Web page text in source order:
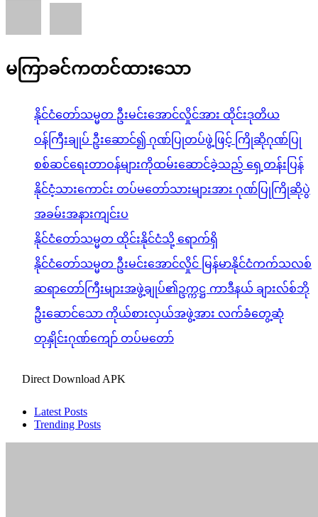
မကြာခင်ကတင်ထားသော
နိုင်ငံတော်သမ္မတ ဦးမင်းအောင်လှိုင်အား ထိုင်းဒုတိယ
ဝန်ကြီးချုပ် ဦးဆောင်၍ ဂုဏ်ပြုတပ်ဖွဲ့ဖြင့် ကြိုဆိုဂုဏ်ပြု
စစ်ဆင်ရေးတာဝန်များကိုထမ်းဆောင်ခဲ့သည့် ရှေ့တန်းပြန်
နိုင်ငံ့သားကောင်း တပ်မတော်သားများအား ဂုဏ်ပြုကြိုဆိုပွဲ
အခမ်းအနားကျင်းပ
နိုင်ငံတော်သမ္မတ ထိုင်းနိုင်ငံသို့ ရောက်ရှိ
နိုင်ငံတော်သမ္မတ ဦးမင်းအောင်လှိုင် မြန်မာနိုင်ငံကက်သလစ်
ဆရာတော်ကြီးများအဖွဲ့ချုပ်၏ဥက္ကဋ္ဌ ကာဒီနယ် ချားလ်စ်ဘို
ဦးဆောင်သော ကိုယ်စားလှယ်အဖွဲ့အား လက်ခံတွေ့ဆုံ
တုနှိုင်းဂုဏ်ကျော် တပ်မတော်
Direct Download APK
Latest Posts
Trending Posts